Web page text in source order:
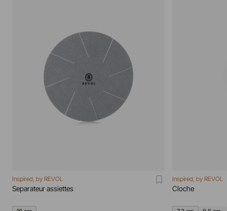
Inspired, by REVOL
Separateur assiettes
Inspired, by REVOL
Cloche